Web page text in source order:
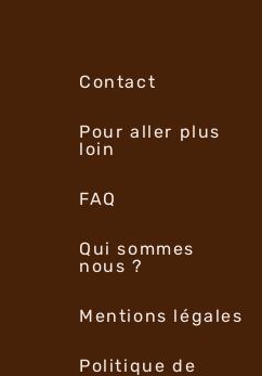
Contact
Pour aller plus
loin
FAQ
Qui sommes
nous ?
Mentions légales
Politique de